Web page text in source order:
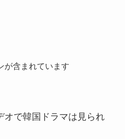
が含まれています
オで韓国ドラマは見られ